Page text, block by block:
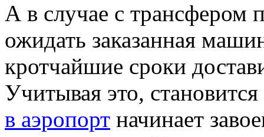
А в случае с трансфером
ожидать заказанная
кротчайшие сроки
Учитывая это,
в аэропорт начинает